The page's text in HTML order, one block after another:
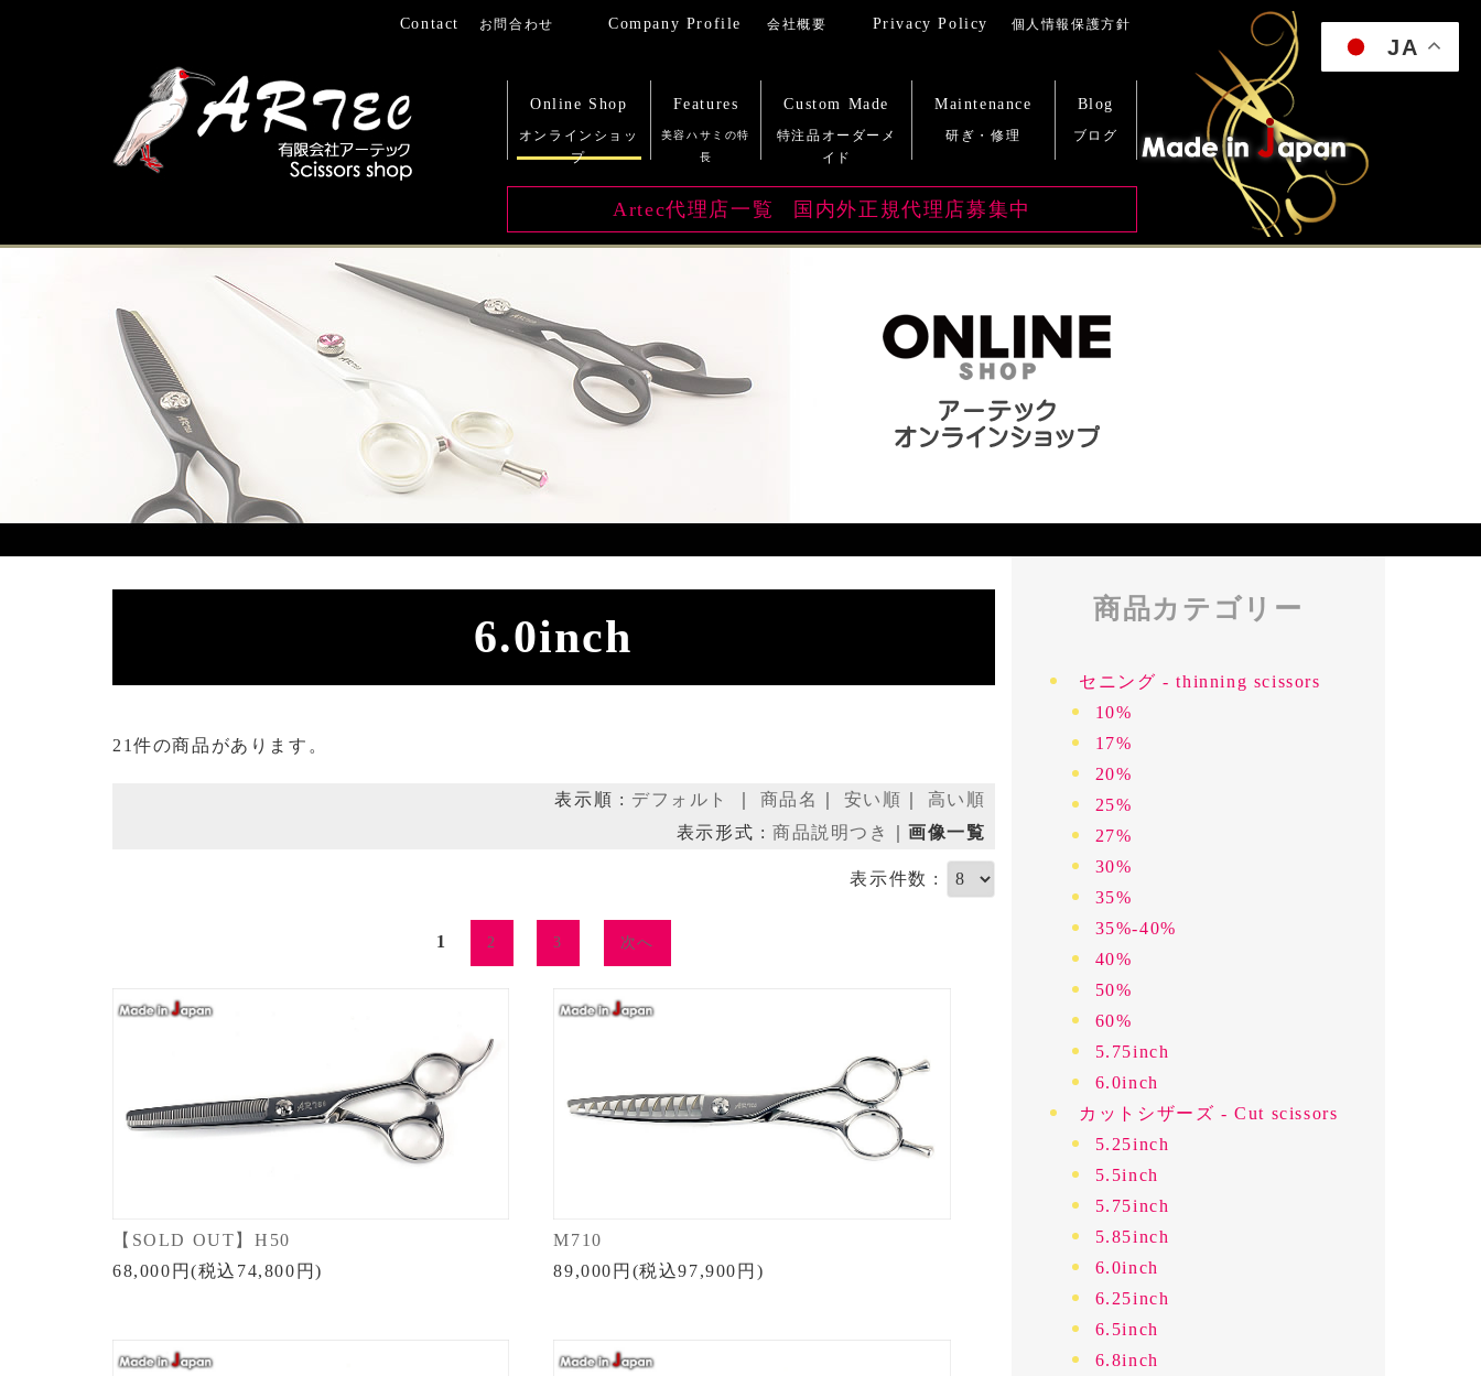
JA
Online Shop Features Custom Made Maintenance Blog
Contact Company Profile Privacy Policy
Artec代理店一覧
6.0inch
21件の商品があります。
表示順 : デフォルト 商品名 安い順
高い順
表示形式 :商品説明つき ｜画像一覧
表示件数 :
1 2 3 次へ
【SOLD OUT】H50
68,000円(税込74,800円)
M710
89,000円(税込97,900円)
商品カテゴリー
セニング - thinning scissors
10%
17%
20%
25%
27%
30%
35%
35%-40%
40%
50%
60%
5.75inch
6.0inch
カットシザーズ - Cut scissors
5.25inch
5.5inch
5.75inch
5.85inch
6.0inch
6.25inch
6.5inch
6.8inch